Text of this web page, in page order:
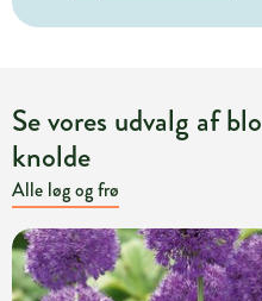
Se vores udvalg af
knolde
Alle løg og frø